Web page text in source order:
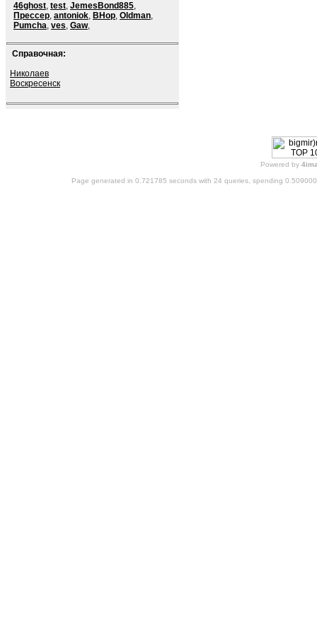
46ghost, test, JemesBond885,
Прессер, antoniok, BHop, Oldman,
Pumcha, ves, Gaw,
Справочная:
Николаев
Воскресенск
Powered by
Page generated in 0.721785 seconds with 24 queries, spending